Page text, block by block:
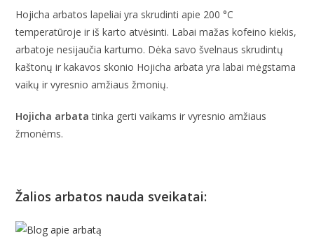
Hojicha arbatos lapeliai yra skrudinti apie 200 °C
temperatūroje ir iš karto atvėsinti. Labai mažas kofeino kiekis,
arbatoje nesijaučia kartumo. Dėka savo švelnaus skrudintų
kaštonų ir kakavos skonio Hojicha arbata yra labai mėgstama
vaikų ir vyresnio amžiaus žmonių.
Hojicha arbata tinka gerti vaikams ir vyresnio amžiaus
žmonėms.
Žalios arbatos nauda sveikatai: